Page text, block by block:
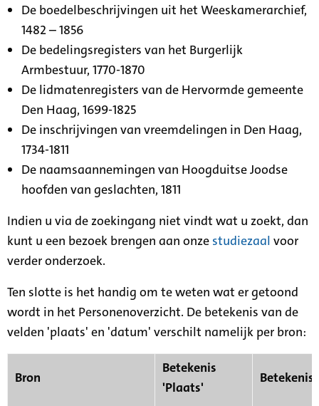
De boedelbeschrijvingen uit het Weeskamerarchief,
1482 – 1856
De bedelingsregisters van het Burgerlijk
Armbestuur, 1770-1870
De lidmatenregisters van de Hervormde gemeente
Den Haag, 1699-1825
De inschrijvingen van vreemdelingen in Den Haag,
1734-1811
De naamsaannemingen van Hoogduitse Joodse
hoofden van geslachten, 1811
Indien u via de zoekingang niet vindt wat u zoekt, dan
kunt u een bezoek brengen aan onze studiezaal voor
verder onderzoek.
Ten slotte is het handig om te weten wat er getoond
wordt in het Personenoverzicht. De betekenis van de
velden 'plaats' en 'datum' verschilt namelijk per bron:
Bron
Betekenis
'Plaats'